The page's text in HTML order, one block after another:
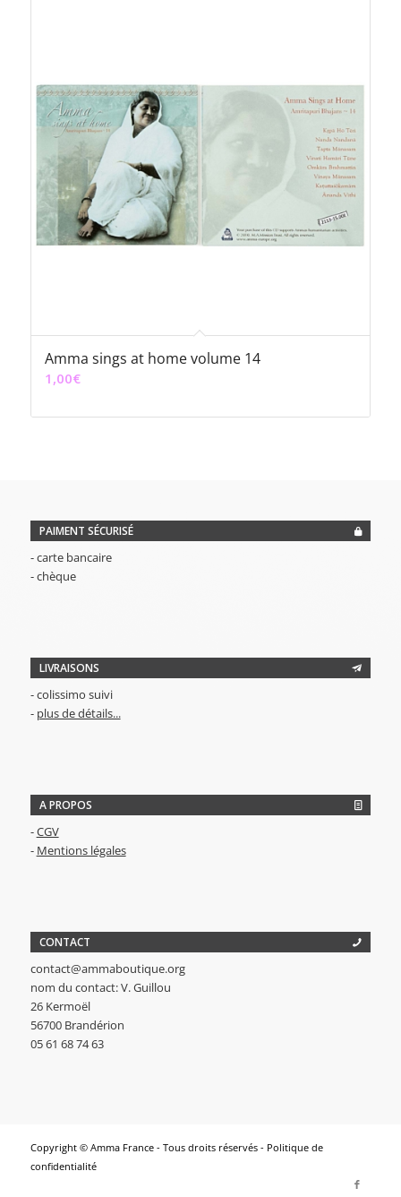
Amma sings at home volume 14
1,00€
PAIMENT SÉCURISÉ
- carte bancaire
- chèque
LIVRAISONS
- colissimo suivi
- plus de détails...
A PROPOS
-CGV
- Mentions légales
CONTACT
contact@ammaboutique.org
nom du contact: V. Guillou
26 Kermoël
56700 Brandérion
05 61 68 74 63
Copyright © Amma France - Tous droits réservés - Politique de
confidentialité